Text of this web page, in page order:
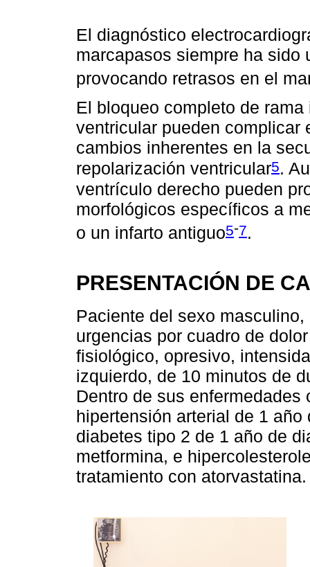
El diagnóstico
marcapasos siempre ha
provocando retrasos en el
El bloqueo completo de
ventricular pueden complicar
cambios inherentes en la
repolarización ventricular5.
ventrículo derecho pueden
morfológicos específicos a
o un infarto antiguo5-7.
PRESENTACIÓN DE
Paciente del sexo
urgencias por cuadro de
fisiológico, opresivo,
izquierdo, de 10 minutos de
Dentro de sus
hipertensión arterial de 1
diabetes tipo 2 de 1 año de
metformina, e
tratamiento con atorvastatina.